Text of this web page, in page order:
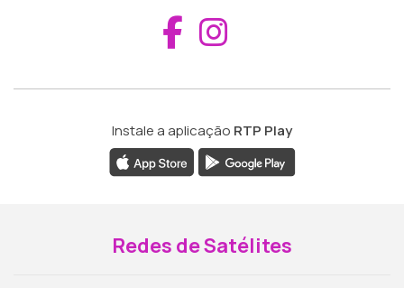
Aceder ao
Instale a aplicação RTP Play
Redes de Satélites